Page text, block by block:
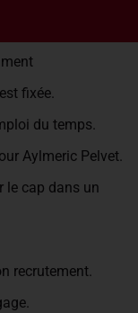
fixée.
du temps.
Aylmeric Pelvet.
le cap dans un
recrutement.